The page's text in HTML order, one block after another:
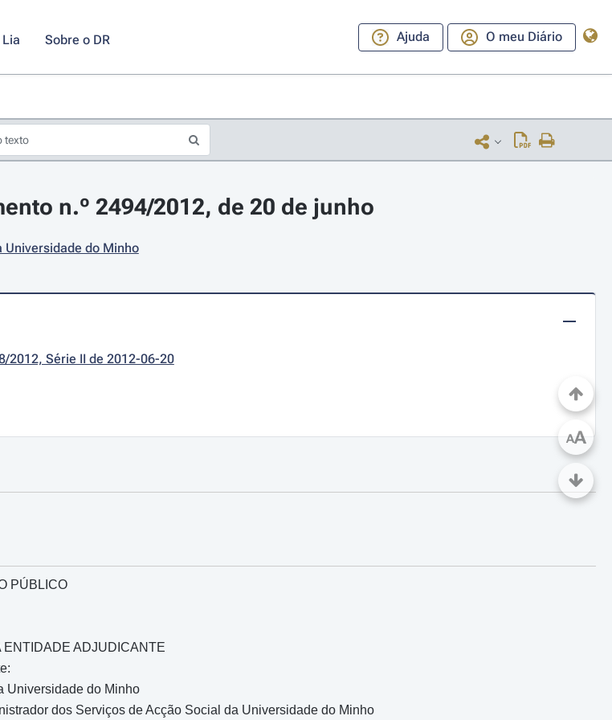
Lia Sobre o DR Ajuda O meu Diário
n.º 2494/2012, de 20 de junho
Universidade do Minho
2012, Série II de 2012-06-20
PÚBLICO
ADJUDICANTE
Universidade do Minho
dos Serviços de Acção Social da Universidade do Minho
AA